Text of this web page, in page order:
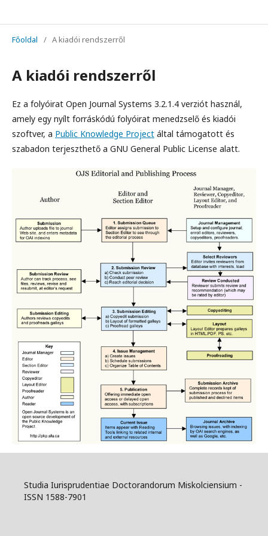
Főoldal / A kiadói rendszerről
A kiadói rendszerről
Ez a folyóirat Open Journal Systems 3.2.1.4 verziót használ,
amely egy nyílt forráskódú folyóirat menedzselő és kiadói
szoftver, a Public Knowledge Project által támogatott és
szabadon terjeszthető a GNU General Public License alatt.
Studia Iurisprudentiae Doctorandorum Miskolciensium -
ISSN 1588-7901